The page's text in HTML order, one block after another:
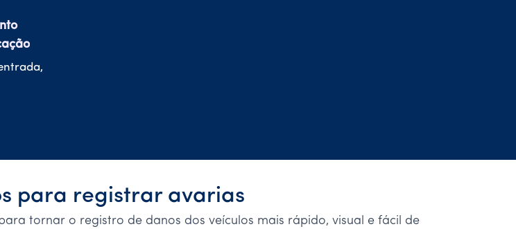
para registrar avarias
tornar o registro de danos dos veículos mais rápido, visual e fácil de